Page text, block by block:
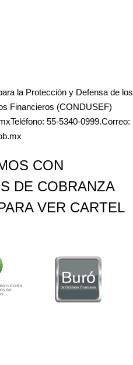
la Protección y Defensa de los
Financieros (CONDUSEF)
55-5340-0999.Correo:
CON
DE COBRANZA
VER CARTEL